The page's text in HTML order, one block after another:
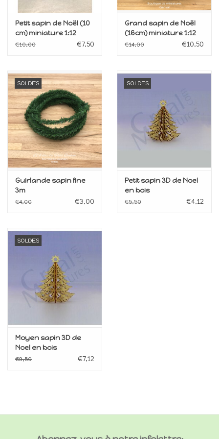
Petit sapin de Noël (10
cm) miniature 1:12
€10,00 €7,50
Grand sapin de Noël
(16cm) miniature 1:12
€14,00 €10,50
SOLDES
Guirlande sapin fine
3m
€4,00 €3,00
SOLDES
Petit sapin 3D de Noel
en bois
€5,50 €4,12
SOLDES
Moyen sapin 3D de
Noel en bois
€9,50 €7,12